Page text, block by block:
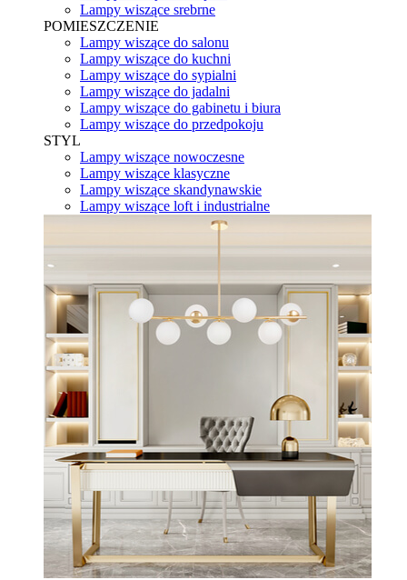
Lampy wiszące srebrne
POMIESZCZENIE
Lampy wiszące do salonu
Lampy wiszące do kuchni
Lampy wiszące do sypialni
Lampy wiszące do jadalni
Lampy wiszące do gabinetu i biura
Lampy wiszące do przedpokoju
STYL
Lampy wiszące nowoczesne
Lampy wiszące klasyczne
Lampy wiszące skandynawskie
Lampy wiszące loft i industrialne